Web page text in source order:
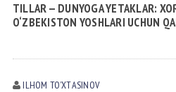
TILLAR — DUNYOGA YETAKLAR:
O‘ZBEKISTON YOSHLARI UCHUN
ILHOM TOʼXTАSINOV